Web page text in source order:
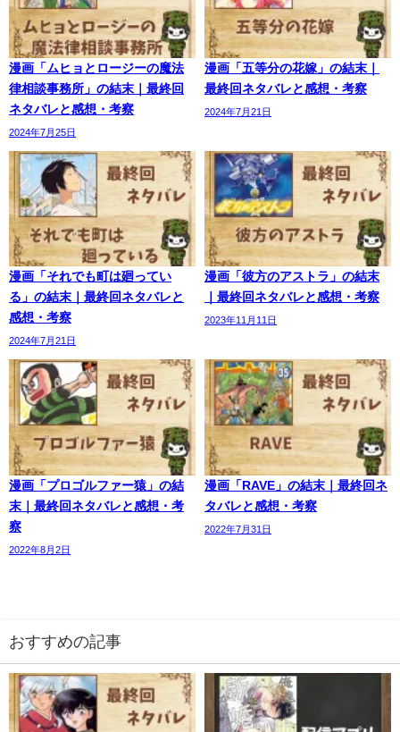
漫画「ムヒョとロージーの魔法
律相談事務所」の結末｜最終回
ネタバレと感想・考察
2024年7月25日
漫画「五等分の花嫁」の結末｜
最終回ネタバレと感想・考察
2024年7月21日
漫画「それでも町は廻ってい
る」の結末｜最終回ネタバレと
感想・考察
2024年7月21日
漫画「彼方のアストラ」の結末
｜最終回ネタバレと感想・考察
2023年11月11日
漫画「プロゴルファー猿」の結
末｜最終回ネタバレと感想・考
察
2022年8月2日
漫画「RAVE」の結末｜最終回ネ
タバレと感想・考察
2022年7月31日
おすすめの記事